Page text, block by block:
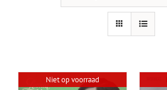
Niet op voorraad